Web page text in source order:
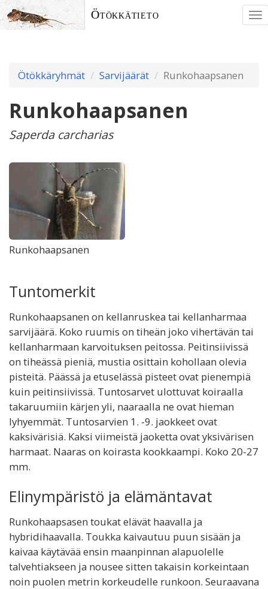
Ötökkätieto
Ötökkäryhmät Sarvijäärät Runkohaapsanen
Runkohaapsanen
Saperda carcharias
Runkohaapsanen
Tuntomerkit
Runkohaapsanen on kellanruskea tai kellanharmaa
sarvijäärä. Koko ruumis on tiheän joko vihertävän tai
kellanharmaan karvoituksen peitossa. Peitinsiivissä
on tiheässä pieniä, mustia osittain kohollaan olevia
pisteitä. Päässä ja etuselässä pisteet ovat pienempiä
kuin peitinsiivissä. Tuntosarvet ulottuvat koiraalla
takaruumiin kärjen yli, naaraalla ne ovat hieman
lyhyemmät. Tuntosarvien 1. -9. jaokkeet ovat
kaksivärisiä. Kaksi viimeistä jaoketta ovat yksivärisen
harmaat. Naaras on koirasta kookkaampi. Koko 20-27
mm.
Elinympäristö ja elämäntavat
Runkohaapsasen toukat elävät haavalla ja
hybridihaavalla. Toukka kaivautuu puun sisään ja
kaivaa käytävää ensin maanpinnan alapuolelle
talvehtiakseen ja nousee sitten takaisin korkeintaan
noin puolen metrin korkeudelle runkoon. Seuraavana